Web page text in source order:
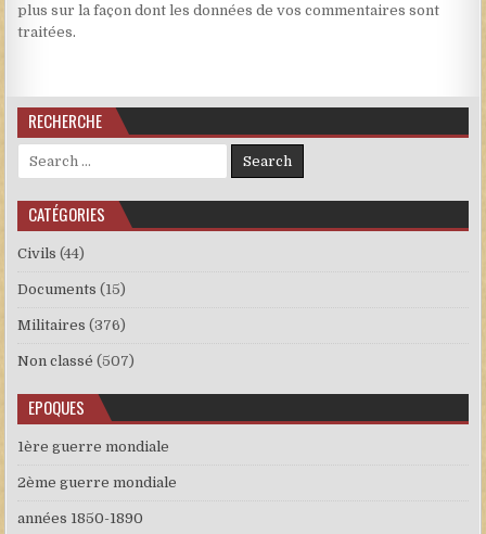
plus sur la façon dont les données de vos commentaires sont
traitées.
RECHERCHE
Search for:
CATÉGORIES
Civils (44)
Documents (15)
Militaires (376)
Non classé (507)
EPOQUES
1ère guerre mondiale
2ème guerre mondiale
années 1850-1890